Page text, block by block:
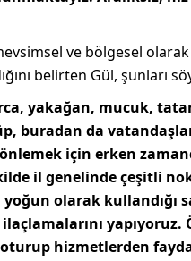
ve bölgesel
belirten Gül, şunları
yakağan, mucuk,
da
için erken
il genelinde çeşitli
olarak kullandığı
yapıyoruz.
hizmetlerden